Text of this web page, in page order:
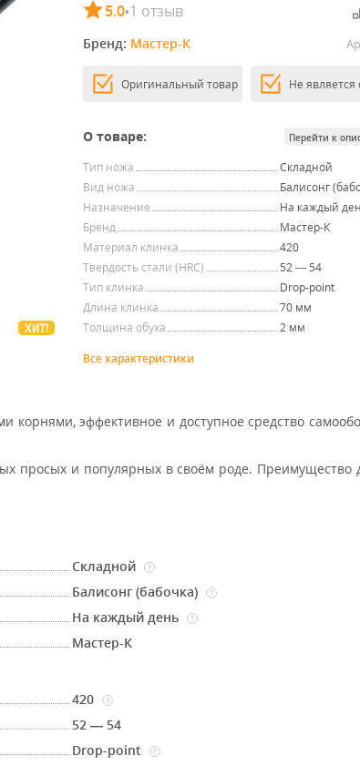
ХИТ!
5.0•1 отзыв
Бренд: Мастер-К
Оригинальный товар Не
О товаре: Перейти к
Тип ножа
Складной
Вид ножа
Балисонг
Назначение
На каждый
Бренд
Мастер-К
Материал клинка
420
Твердость стали (HRC)
52 — 54
Тип клинка
Drop-point
Длина клинка
70 мм
Толщина обуха
2 мм
Все характеристики
корнями, эффективное и доступное средство
просых и популярных в своём роде. Преимущество
Складной ?
Балисонг (бабочка) ?
На каждый день ?
Мастер-К
420 ?
52 — 54
Drop-point ?